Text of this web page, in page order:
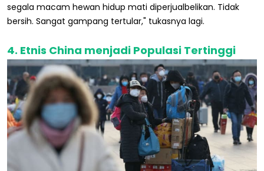
segala macam hewan hidup mati diperjualbelikan. Tidak
bersih. Sangat gampang tertular," tukasnya lagi.
4. Etnis China menjadi Populasi Tertinggi